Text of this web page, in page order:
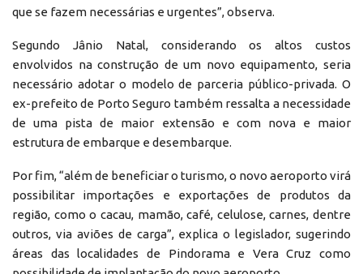
que se fazem necessárias e urgentes”, observa.
Segundo Jânio Natal, considerando os altos custos
envolvidos na construção de um novo equipamento, seria
necessário adotar o modelo de parceria público-privada. O
ex-prefeito de Porto Seguro também ressalta a necessidade
de uma pista de maior extensão e com nova e maior
estrutura de embarque e desembarque.
Por fim, “além de beneficiar o turismo, o novo aeroporto virá
possibilitar importações e exportações de produtos da
região, como o cacau, mamão, café, celulose, carnes, dentre
outros, via aviões de carga”, explica o legislador, sugerindo
áreas das localidades de Pindorama e Vera Cruz como